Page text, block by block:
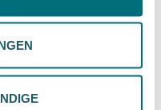
Wahl jederzeit
du in unserer